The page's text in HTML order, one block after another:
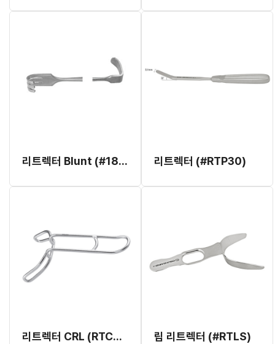
리트렉터 Blunt (#18.161.17) 리트렉터 (#RTP30)
리트렉터 CRL (RTCRL) (오성) 립 리트렉터 (#RTLS)